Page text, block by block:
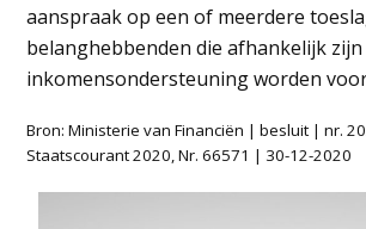
aanspraak op een of meerdere
belanghebbenden die afhankelijk zijn
inkomensondersteuning worden
Bron: Ministerie van Financiën | besluit | nr.
Staatscourant 2020, Nr. 66571 | 30-12-2020